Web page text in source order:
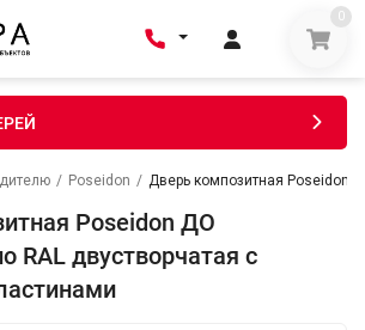
0
/ Poseidon / Дверь композитная Poseidon
Poseidon ДО
RAL двустворчатая с